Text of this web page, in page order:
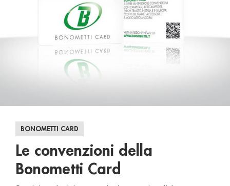
BONOMETTI CARD
Le convenzioni della
Bonometti Card